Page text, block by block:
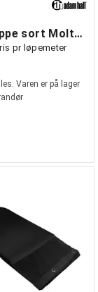
Sceneteppe sort Molton 300 cm bredde
pr løpemeter
Varen er på lager